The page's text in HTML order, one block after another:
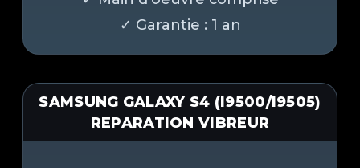
SAMSUNG GALAXY S4 (I9500/I9505)
REPARATION VIBREUR